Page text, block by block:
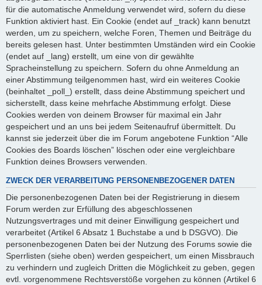
für die automatische Anmeldung verwendet wird, sofern du diese
Funktion aktiviert hast. Ein Cookie (endet auf _track) kann benutzt
werden, um zu speichern, welche Foren, Themen und Beiträge du
bereits gelesen hast. Unter bestimmten Umständen wird ein Cookie
(endet auf _lang) erstellt, um eine von dir gewählte
Spracheinstellung zu speichern. Sofern du ohne Anmeldung an
einer Abstimmung teilgenommen hast, wird ein weiteres Cookie
(beinhaltet _poll_) erstellt, dass deine Abstimmung speichert und
sicherstellt, dass keine mehrfache Abstimmung erfolgt. Diese
Cookies werden von deinem Browser für maximal ein Jahr
gespeichert und an uns bei jedem Seitenaufruf übermittelt. Du
kannst sie jederzeit über die im Forum angebotene Funktion “Alle
Cookies des Boards löschen” löschen oder eine vergleichbare
Funktion deines Browsers verwenden.
ZWECK DER VERARBEITUNG PERSONENBEZOGENER DATEN
Die personenbezogenen Daten bei der Registrierung in diesem
Forum werden zur Erfüllung des abgeschlossenen
Nutzungsvertrages und mit deiner Einwilligung gespeichert und
verarbeitet (Artikel 6 Absatz 1 Buchstabe a und b DSGVO). Die
personenbezogenen Daten bei der Nutzung des Forums sowie die
Sperrlisten (siehe oben) werden gespeichert, um einen Missbrauch
zu verhindern und zugleich Dritten die Möglichkeit zu geben, gegen
evtl. vorgenommene Rechtsverstöße vorgehen zu können (Artikel 6